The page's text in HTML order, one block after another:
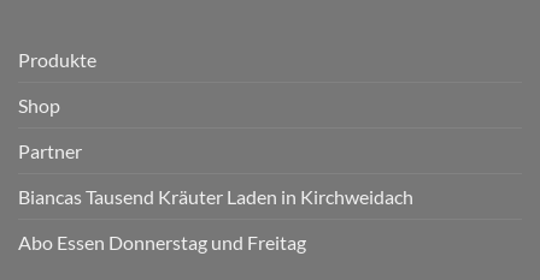
Produkte
Shop
Partner
Biancas Tausend Kräuter Laden in Kirchweidach
Abo Essen Donnerstag und Freitag